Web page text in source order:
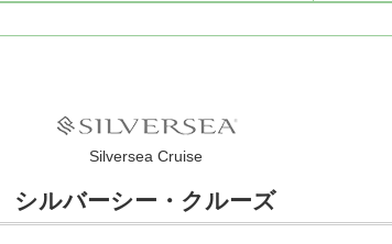
Silversea Cruise
シルバーシー・クルーズ